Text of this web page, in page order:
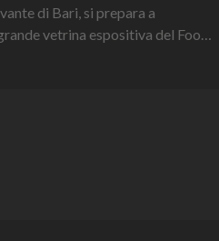
di Bari, si prepara a
vetrina espositiva del Food